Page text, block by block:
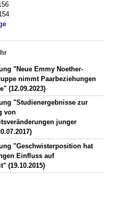
"Neue Emmy Noether-
nimmt Paarbeziehungen
(12.09.2023)
"Studienergebnisse zur
von
junger
"Geschwisterposition hat
Einfluss auf
(19.10.2015)